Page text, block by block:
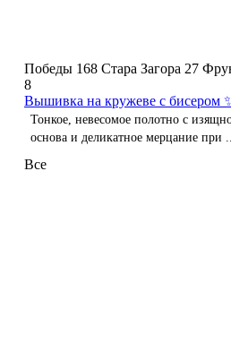
Победы 168 Стара Загора 27
8
Вышивка на кружеве с бисером
Тонкое, невесомое полотно с
основа и деликатное мерцание при ...
Все